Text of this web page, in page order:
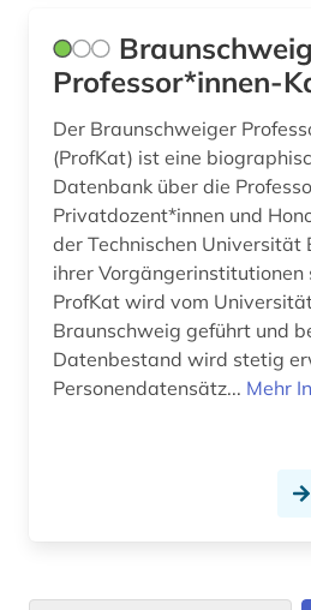
stipendien (1)
stipendium (1)
student (2)
studium (4)
sächsische akademie der wissenschaften zu
südtirol (1)
technik (1)
Professor*innen-
Der Braunschweiger
(ProfKat) ist eine
Datenbank über die
Privatdozent*innen und
der Technischen Universität
ihrer Vorgängerinstitutionen
ProfKat wird vom
Braunschweig geführt und
Daten­bestand wird stetig
Personendatensätz... Mehr